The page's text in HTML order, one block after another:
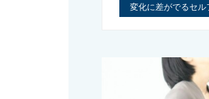
変化に差がでるセル